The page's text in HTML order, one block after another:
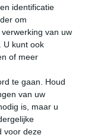
identificatie
om
van uw
U kunt ook
of meer
te gaan.
Houd
van uw
is, maar u
voor deze
31° 21° 29°
22°C
22:00